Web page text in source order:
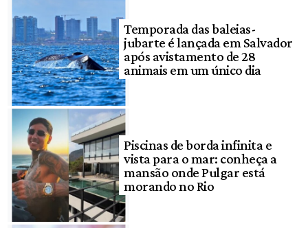
Temporada das baleias-
jubarte é lançada em Salvador
após avistamento de 28
animais em um único dia
Piscinas de borda infinita e
vista para o mar: conheça a
mansão onde Pulgar está
morando no Rio